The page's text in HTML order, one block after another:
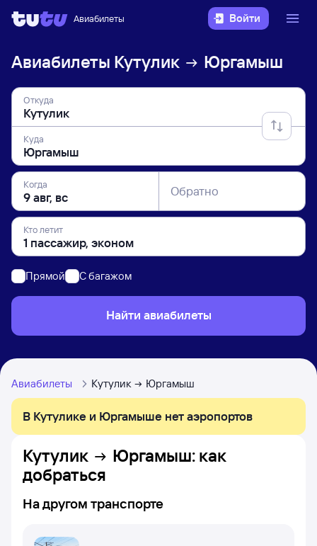
Авиабилеты Войти
Авиабилеты Кутулик Юргамыш
Откуда
Куда
Когда Обратно
Кто летит
Прямой C багажом
Найти авиабилеты
Авиабилеты Кутулик Юргамыш
В Кутулике и Юргамыше нет аэропортов
Кутулик Юргамыш: как
добраться
На другом транспорте